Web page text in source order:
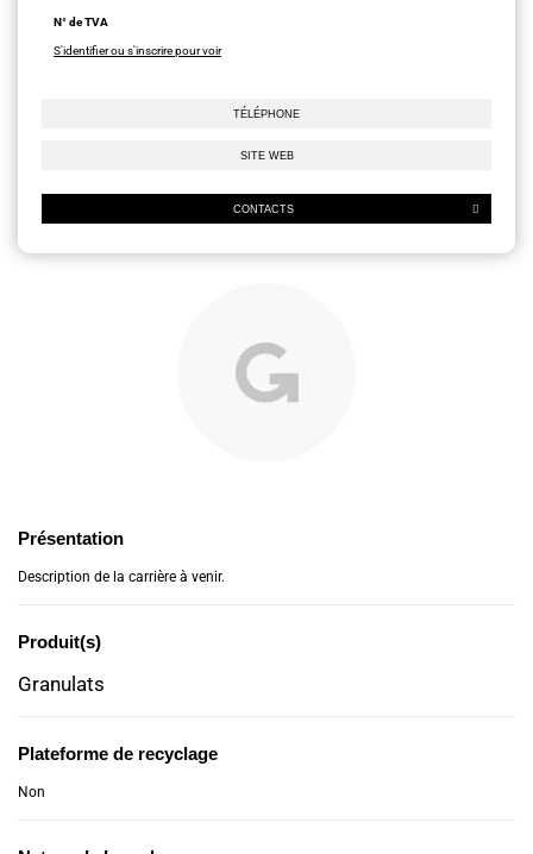
N° de TVA
S'identifier ou s'inscrire pour voir
TÉLÉPHONE
SITE WEB
CONTACTS
Présentation
Description de la carrière à venir.
Produit(s)
Granulats
Plateforme de recyclage
Non